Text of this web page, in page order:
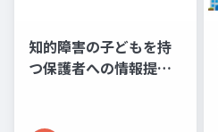
知的障害の子どもを持
つ保護者への情報提供